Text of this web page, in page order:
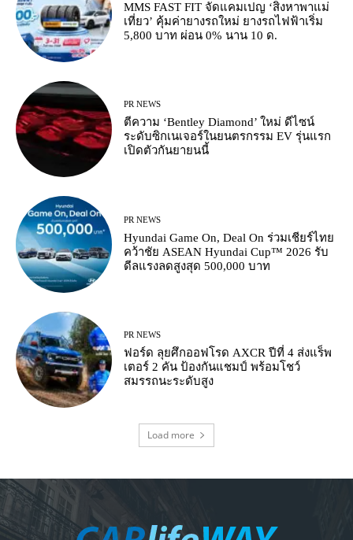
MMS FAST FIT จัดแคมเปญ ‘สิงหาพาแม่
เที่ยว’ คุ้มค่ายางรถใหม่ ยางรถไฟฟ้าเริ่ม
5,800 บาท ผ่อน 0% นาน 10 ด.
PR NEWS
ตีความ ‘Bentley Diamond’ ใหม่ ดีไซน์
ระดับซิกเนเจอร์ในยนตรกรรม EV รุ่นแรก
เปิดตัวกันยายนนี้
PR NEWS
Hyundai Game On, Deal On ร่วมเชียร์ไทย
คว้าชัย ASEAN Hyundai Cup™ 2026 รับ
ดีลแรงลดสูงสุด 500,000 บาท
PR NEWS
ฟอร์ด ลุยศึกออฟโรด AXCR ปีที่ 4 ส่งแร็พ
เตอร์ 2 คัน ป้องกันแชมป์ พร้อมโชว์
สมรรถนะระดับสูง
Load more